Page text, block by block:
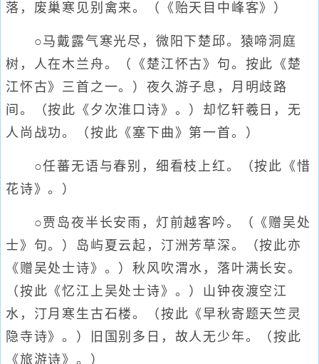
落，废巢寒见别禽来。（《贻天目中峰客》）
○马戴露气寒光尽，微阳下楚邱。猿啼洞庭
树，人在木兰舟。（《楚江怀古》句。按此《楚
江怀古》三首之一。）夜久游子息，月明歧路
间。（按此《夕次淮口诗》。）却忆轩羲日，无
人尚战功。（按此《塞下曲》第一首。）
○任蕃无语与春别，细看枝上红。（按此《惜
花诗》。）
○贾岛夜半长安雨，灯前越客吟。（《赠吴处
士》句。）岛屿夏云起，汀洲芳草深。（按此亦
《赠吴处士诗》。）秋风吹渭水，落叶满长安。
（按此《忆江上吴处士诗》。）山钟夜渡空江
水，汀月寒生古石楼。（按此《早秋寄题天竺灵
隐寺诗》。）旧国别多日，故人无少年。（按此
《旅游诗》。）